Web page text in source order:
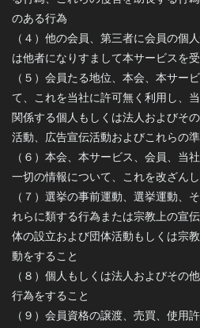
のある行為
（４）他の会員、第三者に会員の個
は他者になりすまして本サービスを
（５）会員たる地位、本会、本サー
て、これを当社に許可無く利用し、
関係する個人もしくは法人およびそ
活動、広告宣伝活動およびこれらの
（６）本会、本サービス、会員、当
一切の情報について、これを改ざん
（７）選挙の事前運動、選挙運動、
れらに類する行為または宗教上の宣
体の設立および団体活動もしくは宗
動をすること
（８）個人もしくは法人およびその
行為をすること
（９）会員資格の譲渡、売買、使用